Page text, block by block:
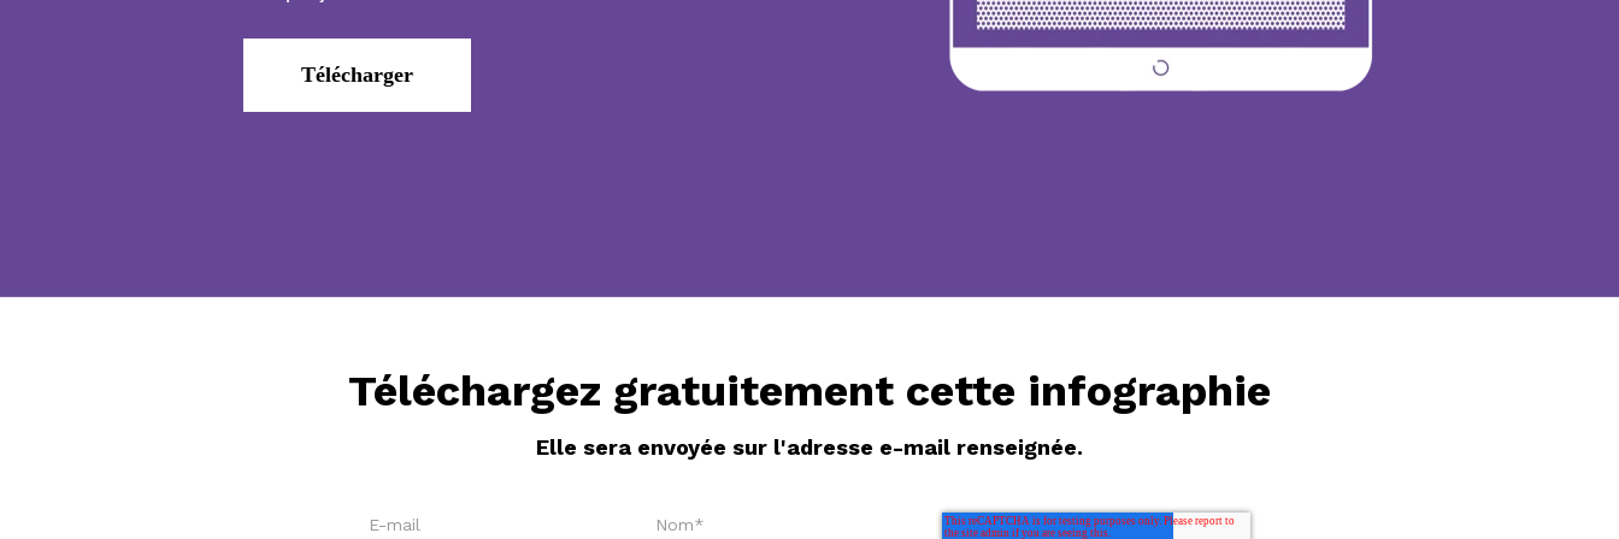
Télécharger
Téléchargez gratuitement cette infographie
Elle sera envoyée sur l'adresse e-mail renseignée.
E-mail Nom*